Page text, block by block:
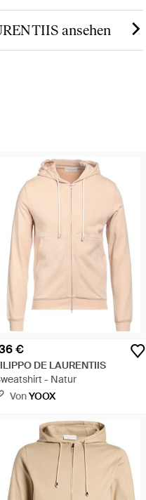
ansehen
€
DE LAURENTIIS
- Natur
VonYOOX